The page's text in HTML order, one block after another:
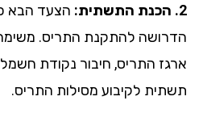
הצעד הבא
להתקנת התריס. משימה זו
התריס, חיבור נקודת חשמל
לקיבוע מסילות התריס.